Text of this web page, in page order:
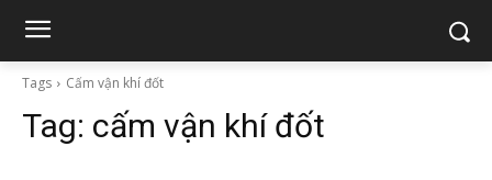
Tags Cấm vận khí đốt
Tag: cấm vận khí đốt